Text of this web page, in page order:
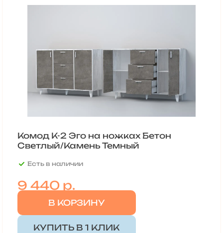
Комод К-2 Эго на ножках Бетон
Светлый/Камень Темный
Есть в наличии
9 440 р.
В КОРЗИНУ
КУПИТЬ В 1 КЛИК